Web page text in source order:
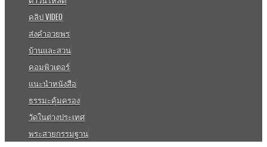
คลิป VIDEO
ส่งคำอวยพร
บ้านและสวน
คอมพิวเตอร์
แนะนำหนังสือ
ธรรมะคุ้มครอง
วัดในต่างประเทศ
พระสายกรรมฐาน